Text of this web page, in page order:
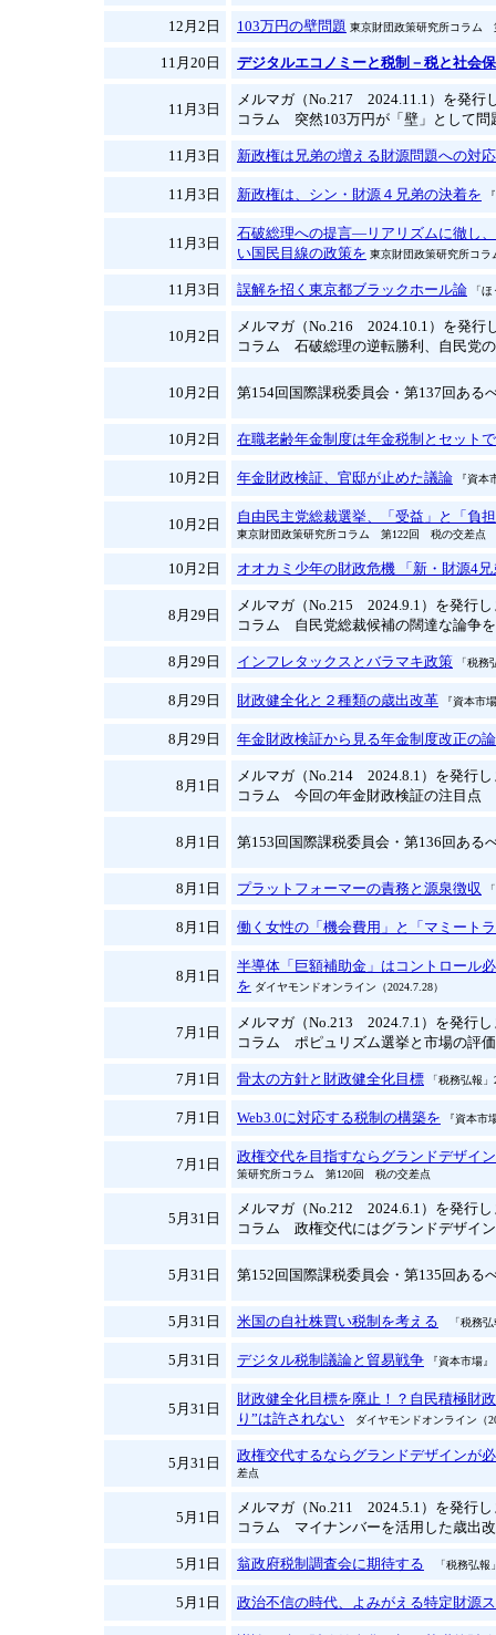
12月2日 103万円の壁問題 東京財団政策研究所コラム
11月20日 デジタルエコノミーと税制－税と社会
11月3日
メルマガ（No.217 2024.11.1）を発行
コラム 突然103万円が「壁」として問
11月3日 新政権は兄弟の増える財源問題への対
11月3日 新政権は、シン・財源４兄弟の決着を
11月3日
石破総理への提言―リアリズムに徹し
い国民目線の政策を 東京財団政策研究所コ
11月3日 誤解を招く東京都ブラックホール論 「
10月2日
メルマガ（No.216 2024.10.1）を発行
コラム 石破総理の逆転勝利、自民党
10月2日 第154回国際課税委員会・第137回ある
10月2日 在職老齢年金制度は年金税制とセット
10月2日 年金財政検証、官邸が止めた議論 『資本
10月2日 自由民主党総裁選挙、「受益」と「負
東京財団政策研究所コラム 第122回 税の交差点
10月2日 オオカミ少年の財政危機 「新・財源4
8月29日
メルマガ（No.215 2024.9.1）を発行し
コラム 自民党総裁候補の闊達な論争
8月29日 インフレタックスとバラマキ政策 「税務
8月29日 財政健全化と２種類の歳出改革 『資本市
8月29日 年金財政検証から見る年金制度改正の
8月1日
メルマガ（No.214 2024.8.1）を発行し
コラム 今回の年金財政検証の注目点
8月1日 第153回国際課税委員会・第136回ある
8月1日 プラットフォーマーの責務と源泉徴収
8月1日 働く女性の「機会費用」と「マミート
8月1日
半導体「巨額補助金」はコントロール
を ダイヤモンドオンライン（2024.7.28）
7月1日
メルマガ（No.213 2024.7.1）を発行し
コラム ポピュリズム選挙と市場の評価
7月1日 骨太の方針と財政健全化目標 「税務弘報
7月1日 Web3.0に対応する税制の構築を 『資本市
7月1日 政権交代を目指すならグランドデザイ
策研究所コラム 第120回 税の交差点
5月31日
メルマガ（No.212 2024.6.1）を発行し
コラム 政権交代にはグランドデザイ
5月31日 第152回国際課税委員会・第135回ある
5月31日 米国の自社株買い税制を考える 「税務弘
5月31日 デジタル税制議論と貿易戦争 『資本市場
5月31日
財政健全化目標を廃止！？自民積極財
り”は許されない ダイヤモンドオンライン（
5月31日 政権交代するならグランドデザインが
差点
5月1日
メルマガ（No.211 2024.5.1）を発行し
コラム マイナンバーを活用した歳出
5月1日 翁政府税制調査会に期待する 「税務弘報
5月1日 政治不信の時代、よみがえる特定財源